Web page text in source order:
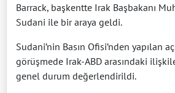
Barrack, başkentte Irak Başbakanı
Sudani ile bir araya geldi.
Sudani’nin Basın Ofisi’nden yapılan
görüşmede Irak-ABD arasındaki
genel durum değerlendirildi.